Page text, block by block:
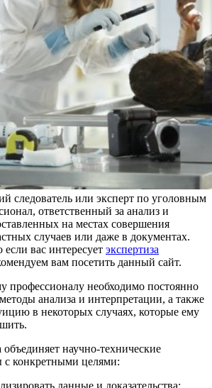
следователь или эксперт по уголовным
ответственный за анализ и
на местах совершения
случаев или даже в документах.
вас интересует экспертиза
вам посетить данный сайт.
профессионалу необходимо постоянно
анализа и интерпретации, а также
в некоторых случаях, которые ему
объединяет научно-технические
конкретными целями:
данные и доказательства;